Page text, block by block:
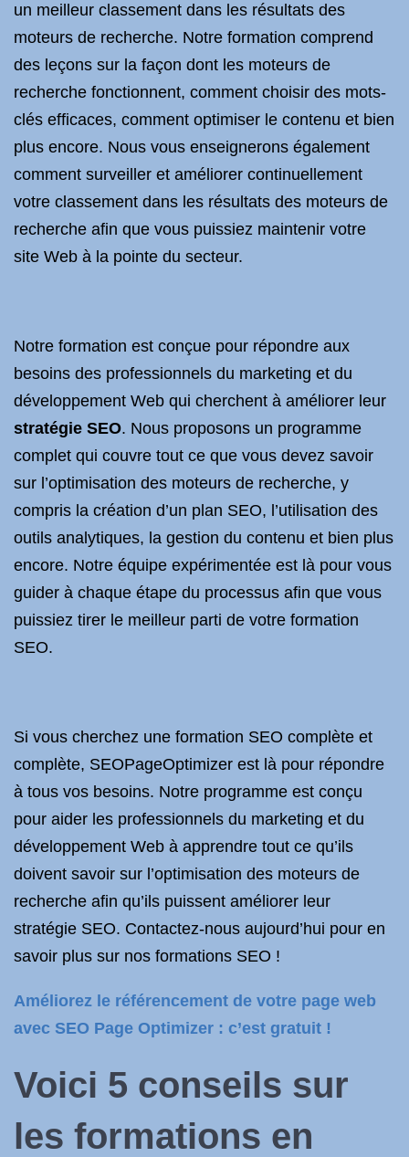
un meilleur classement dans les résultats des
moteurs de recherche. Notre formation comprend
des leçons sur la façon dont les moteurs de
recherche fonctionnent, comment choisir des mots-
clés efficaces, comment optimiser le contenu et bien
plus encore. Nous vous enseignerons également
comment surveiller et améliorer continuellement
votre classement dans les résultats des moteurs de
recherche afin que vous puissiez maintenir votre
site Web à la pointe du secteur.
Notre formation est conçue pour répondre aux
besoins des professionnels du marketing et du
développement Web qui cherchent à améliorer leur
stratégie SEO. Nous proposons un programme
complet qui couvre tout ce que vous devez savoir
sur l’optimisation des moteurs de recherche, y
compris la création d’un plan SEO, l’utilisation des
outils analytiques, la gestion du contenu et bien plus
encore. Notre équipe expérimentée est là pour vous
guider à chaque étape du processus afin que vous
puissiez tirer le meilleur parti de votre formation
SEO.
Si vous cherchez une formation SEO complète et
complète, SEOPageOptimizer est là pour répondre
à tous vos besoins. Notre programme est conçu
pour aider les professionnels du marketing et du
développement Web à apprendre tout ce qu’ils
doivent savoir sur l’optimisation des moteurs de
recherche afin qu’ils puissent améliorer leur
stratégie SEO. Contactez-nous aujourd’hui pour en
savoir plus sur nos formations SEO !
Améliorez le référencement de votre page web
avec SEO Page Optimizer : c’est gratuit !
Voici 5 conseils sur
les formations en